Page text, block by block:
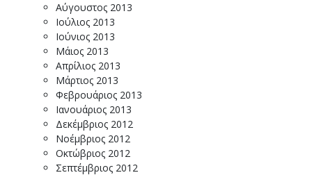
Αύγουστος 2013
Ιούλιος 2013
Ιούνιος 2013
Μάιος 2013
Απρίλιος 2013
Μάρτιος 2013
Φεβρουάριος 2013
Ιανουάριος 2013
Δεκέμβριος 2012
Νοέμβριος 2012
Οκτώβριος 2012
Σεπτέμβριος 2012